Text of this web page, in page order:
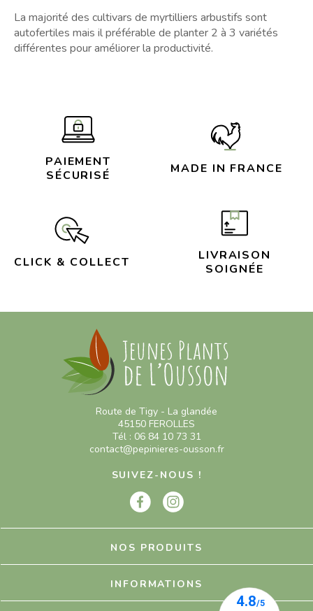
La majorité des cultivars de myrtilliers arbustifs sont
autofertiles mais il préférable de planter 2 à 3 variétés
différentes pour améliorer la productivité.
PAIEMENT
SÉCURISÉ
MADE IN FRANCE
CLICK & COLLECT
LIVRAISON
SOIGNÉE
Route de Tigy - La glandée
45150 FEROLLES
Tél : 06 84 10 73 31
contact@pepinieres-ousson.fr
SUIVEZ-NOUS !
NOS PRODUITS
INFORMATIONS